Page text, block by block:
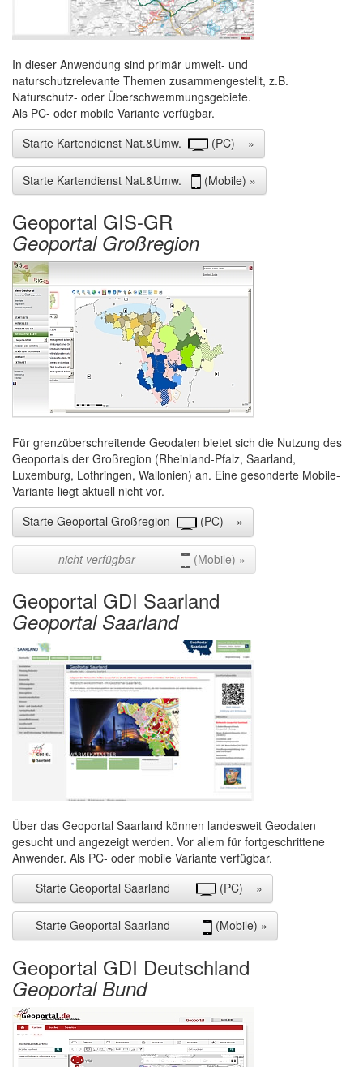
In dieser Anwendung sind primär umwelt- und
naturschutzrelevante Themen zusammengestellt, z.B.
Naturschutz- oder Überschwemmungsgebiete.
Als PC- oder mobile Variante verfügbar.
Starte Kartendienst Nat.&Umw.
(PC) »
Starte Kartendienst Nat.&Umw. (Mobile) »
Geoportal GIS-GR
Geoportal Großregion
Für grenzüberschreitende Geodaten bietet sich die Nutzung des
Geoportals der Großregion (Rheinland-Pfalz, Saarland,
Luxemburg, Lothringen, Wallonien) an. Eine gesonderte Mobile-
Variante liegt aktuell nicht vor.
Starte Geoportal Großregion
(PC) »
nicht verfügbar (Mobile) »
Geoportal GDI Saarland
Geoportal Saarland
Über das Geoportal Saarland können landesweit Geodaten
gesucht und angezeigt werden. Vor allem für fortgeschrittene
Anwender. Als PC- oder mobile Variante verfügbar.
Starte Geoportal Saarland
(PC) »
Starte Geoportal Saarland (Mobile) »
Geoportal GDI Deutschland
Geoportal Bund